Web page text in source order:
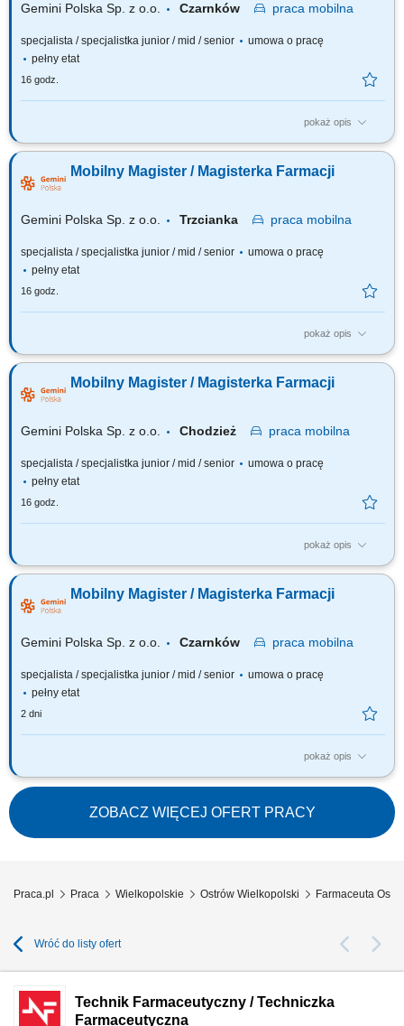
Gemini Polska Sp. z o.o. Czarnków praca mobilna
specjalista / specjalistka junior / mid / senior
umowa o pracę
pełny etat
16 godz.
pokaż opis
Czego możesz się spodziewać? dynamiki pracy – z jednej strony
Ty jesteś ekspertem – wierzymy w Twoją fachową wiedzę, dlatego
każdemu Pacjentowi możesz poświęcić tyle czasu, ile potrzebujesz i to Ty
Mobilny Magister / Magisterka Farmacji
Gemini Polska Sp. z o.o. Trzcianka praca mobilna
specjalista / specjalistka junior / mid / senior
umowa o pracę
pełny etat
16 godz.
pokaż opis
Czego możesz się spodziewać? dynamiki pracy – z jednej strony
Ty jesteś ekspertem – wierzymy w Twoją fachową wiedzę, dlatego
każdemu Pacjentowi możesz poświęcić tyle czasu, ile potrzebujesz i to Ty
Mobilny Magister / Magisterka Farmacji
Gemini Polska Sp. z o.o. Chodzież praca mobilna
specjalista / specjalistka junior / mid / senior
umowa o pracę
pełny etat
16 godz.
pokaż opis
Czego możesz się spodziewać? dynamiki pracy – z jednej strony
Ty jesteś ekspertem – wierzymy w Twoją fachową wiedzę, dlatego
każdemu Pacjentowi możesz poświęcić tyle czasu, ile potrzebujesz i to Ty
Mobilny Magister / Magisterka Farmacji
Gemini Polska Sp. z o.o. Czarnków praca mobilna
specjalista / specjalistka junior / mid / senior
umowa o pracę
pełny etat
2 dni
pokaż opis
Czego możesz się spodziewać? dynamiki pracy – z jednej strony
pracujesz w dużym zespole, z drugiej – z wieloma Pacjentami, dla nas to
Ty jesteś ekspertem – wierzymy w Twoją fachową wiedzę, dlatego
każdemu Pacjentowi możesz poświęcić tyle czasu, ile potrzebujesz i to Ty
decydujesz...
ZOBACZ WIĘCEJ OFERT PRACY
Praca.pl Praca Wielkopolskie Ostrów Wielkopolski Farmaceuta
Wróć do listy ofert
Technik Farmaceutyczny / Techniczka
Farmaceutyczna